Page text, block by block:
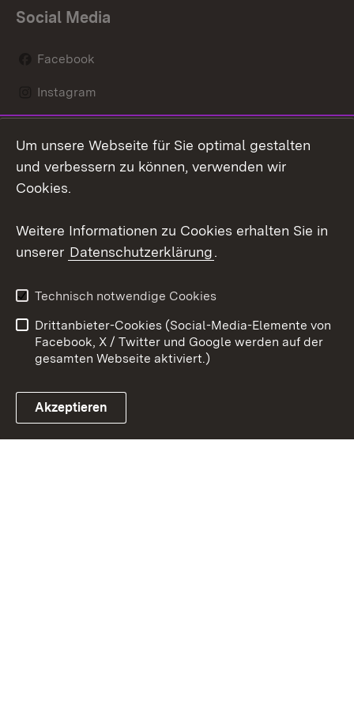
Social Media
Facebook
Instagram
Mastodon
Youtube
Link zum Landesportal
Kontakt
Datenschutz
Barrierefreiheit
Impressum Cookies
Um unsere Webseite für Sie optimal gestalten
und verbessern zu können, verwenden wir
Cookies.
Weitere Informationen zu Cookies erhalten Sie in
unserer Datenschutzerklärung.
Technisch notwendige Cookies
Drittanbieter-Cookies (Social-Media-Elemente von
Facebook, X / Twitter und Google werden auf der
gesamten Webseite aktiviert.)
Akzeptieren